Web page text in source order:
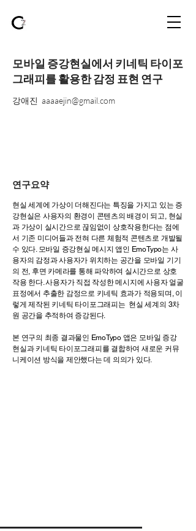
​모바일 증강현실에서 키네틱 타이포
그래피를 활용한 감정 표현 연구
강애진 aaaaejin@gmail.com
연구요약
현실 세계에 가상이 더해진다는 특징을 가지고 있는 증
강현실은 사용자의 환경이 콘텐츠의 배경이 되고, 현실
과 가상이 실시간으로 끊임없이 상호작용한다는 점에
서 기존 미디어들과 전혀 다른 체험적 콘텐츠로 개발될
수 있다. 모바일 증강현실 메시지 앱인 EmoTypo는 사
용자의 감정과 사용자가 위치하는 공간을 모바일 기기
의 전, 후면 카메라를 통해 파악하여 실시간으로 상호
작용 한다. 사용자가 직접 작성한 메시지에 사용자 얼굴
표정에서 추출한 감정으로 키네틱 효과가 적용되며, 이
렇게 제작된 키네틱 타이포그래피는 현실 세계의 3차
원 공간을 추적하여 증강된다.
본 연구의 최종 결과물인 EmoTypo 앱은 모바일 증강
현실과 키네틱 타이포그래피를 결합하여 새로운 커뮤
니케이션 방식을 제안했다는 데 의의가 있다.